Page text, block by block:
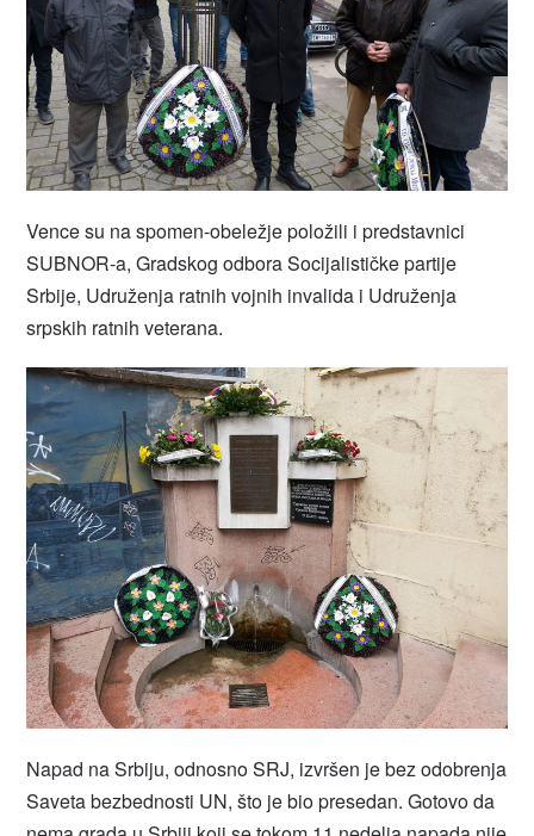
Vence su na spomen-obeležje položili i predstavnici
SUBNOR-a, Gradskog odbora Socijalističke partije
Srbije, Udruženja ratnih vojnih invalida i Udruženja
srpskih ratnih veterana.
Napad na Srbiju, odnosno SRJ, izvršen je bez odobrenja
Saveta bezbednosti UN, što je bio presedan. Gotovo da